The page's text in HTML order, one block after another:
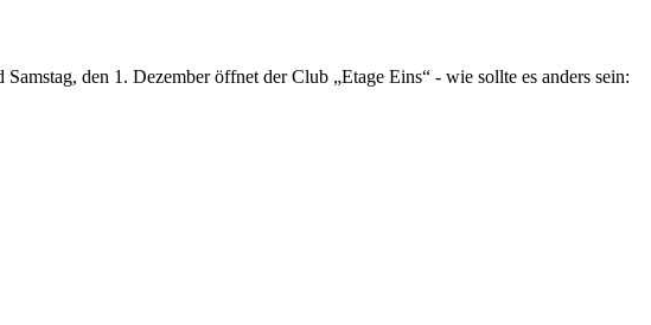
den 1. Dezember öffnet der Club „Etage Eins“ - wie sollte es anders sein: